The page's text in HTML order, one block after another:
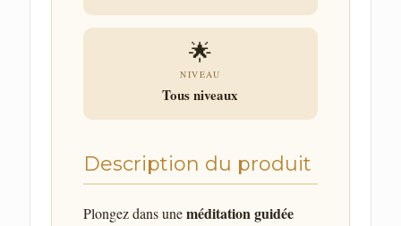
🌟
NIVEAU
Tous niveaux
Description du produit
Plongez dans uneméditation guidée